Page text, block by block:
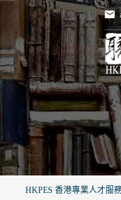
HKPES 香港專業人才服